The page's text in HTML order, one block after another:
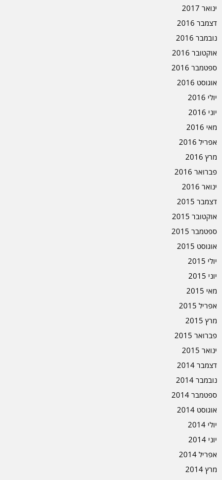
ינואר 2017
דצמבר 2016
נובמבר 2016
אוקטובר 2016
ספטמבר 2016
אוגוסט 2016
יולי 2016
יוני 2016
מאי 2016
אפריל 2016
מרץ 2016
פברואר 2016
ינואר 2016
דצמבר 2015
אוקטובר 2015
ספטמבר 2015
אוגוסט 2015
יולי 2015
יוני 2015
מאי 2015
אפריל 2015
מרץ 2015
פברואר 2015
ינואר 2015
דצמבר 2014
נובמבר 2014
ספטמבר 2014
אוגוסט 2014
יולי 2014
יוני 2014
אפריל 2014
מרץ 2014